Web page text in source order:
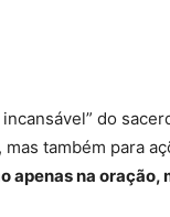
do
também para
apenas na oração,